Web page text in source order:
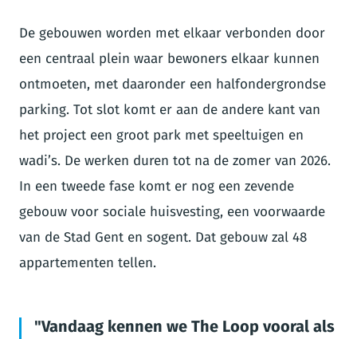
De gebouwen worden met elkaar verbonden door
een centraal plein waar bewoners elkaar kunnen
ontmoeten, met daaronder een halfondergrondse
parking. Tot slot komt er aan de andere kant van
het project een groot park met speeltuigen en
wadi’s. De werken duren tot na de zomer van 2026.
In een tweede fase komt er nog een zevende
gebouw voor sociale huisvesting, een voorwaarde
van de Stad Gent en sogent. Dat gebouw zal 48
appartementen tellen.
Vandaag kennen we The Loop vooral als